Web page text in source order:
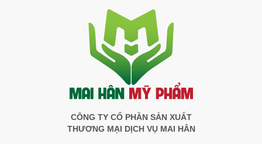
CÔNG TY CỔ PHẦN SẢN XUẤT
THƯƠNG MẠI DỊCH VỤ MAI HÂN